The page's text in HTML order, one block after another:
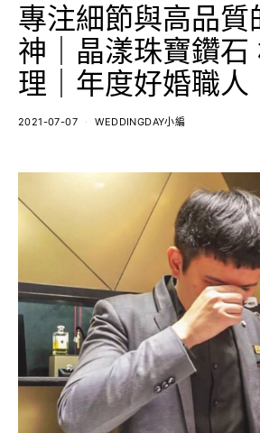
專注細節與高品質
神｜晶漾珠寶鑽石
理｜年度好婚職人
2021-07-07 WEDDINGDAY小編